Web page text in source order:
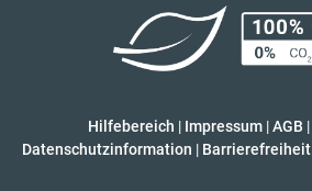
Hilfebereich | Impressum |AGB |
Datenschutzinformation | Barrierefreiheit